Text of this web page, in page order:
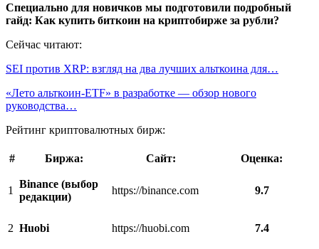
Специально для новичков мы подготовили подробный
гайд: Как купить биткоин на криптобирже за рубли?
Сейчас читают:
SEI против XRP: взгляд на два лучших альткоина для…
«Лето альткоин-ETF» в разработке — обзор нового
руководства…
Рейтинг криптовалютных бирж:
# Биржа: Cайт: Оценка:
1
Binance (выбор
редакции)
https://binance.com 9.7
2 Huobi https://huobi.com 7.4